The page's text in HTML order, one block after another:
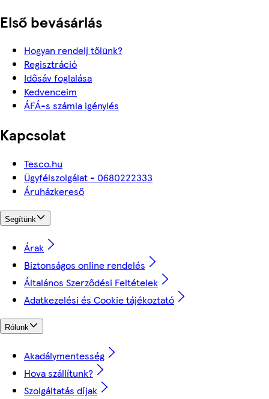
Első bevásárlás
Hogyan rendelj tőlünk?
Regisztráció
Idősáv foglalása
Kedvenceim
ÁFÁ-s számla igénylés
Kapcsolat
Tesco.hu
Ügyfélszolgálat - 0680222333
Áruházkereső
Segítünk
Árak
Biztonságos online rendelés
Általános Szerződési Feltételek
Adatkezelési és Cookie tájékoztató
Rólunk
Akadálymentesség
Hova szállítunk?
Szolgáltatás díjak